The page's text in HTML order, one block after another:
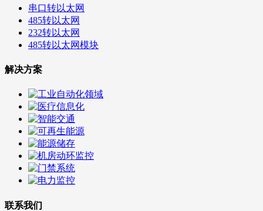
串口转以太网
485转以太网
232转以太网
485转以太网模块
解决方案
联系我们